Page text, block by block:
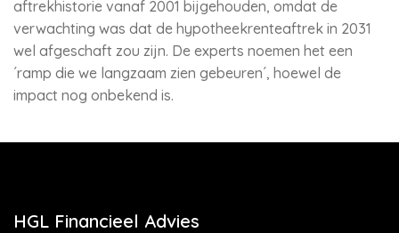
aftrekhistorie vanaf 2001 bijgehouden, omdat de
verwachting was dat de hypotheekrenteaftrek in 2031
wel afgeschaft zou zijn. De experts noemen het een
´ramp die we langzaam zien gebeuren´, hoewel de
impact nog onbekend is.
HGL Financieel Advies